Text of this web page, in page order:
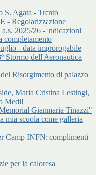
S. Agata - Trento
- Regolarizzazione
a.s. 2025/26 - indicazioni
completamento
- data improrogabile
Stormo dell'Aeronautica
Risorgimento di palazzo
Maria Cristina Lestingi,
Medi!
Gianmaria Tinazzi"
mia scuola come galleria
Camp INFN: complimenti
per la calorosa